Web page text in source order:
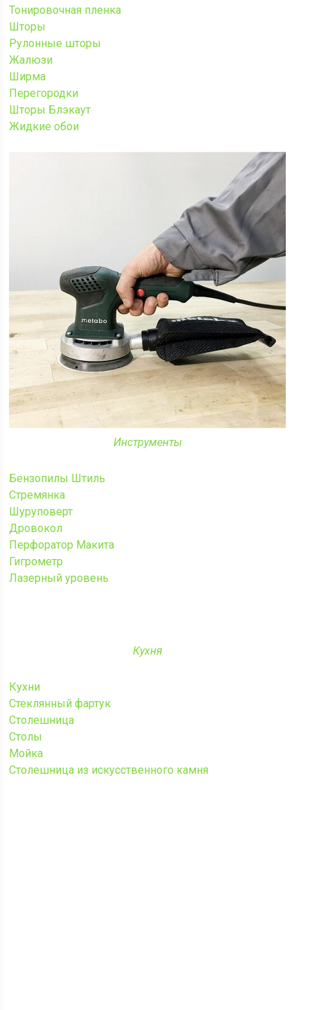
Тонировочная пленка
Шторы
Рулонные шторы
Жалюзи
Ширма
Перегородки
Шторы Блэкаут
Жидкие обои
Инструменты
Бензопилы Штиль
Стремянка
Шуруповерт
Дровокол
Перфоратор Макита
Гигрометр
Лазерный уровень
Кухня
Кухни
Стеклянный фартук
Столешница
Столы
Мойка
Столешница из искусственного камня